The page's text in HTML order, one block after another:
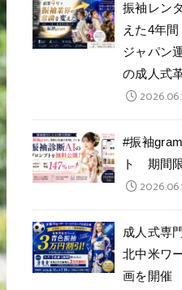
振袖レン
えた4年
ジャパン
の成人式
#振袖
ト 期間
成人式専
北中米ワ
画を開催